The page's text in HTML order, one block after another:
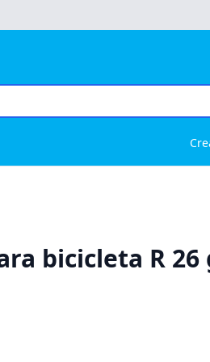
bicicleta R 26